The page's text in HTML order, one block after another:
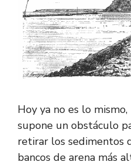
Hoy ya no es lo
supone un obstáculo
retirar los sedimentos
bancos de arena más